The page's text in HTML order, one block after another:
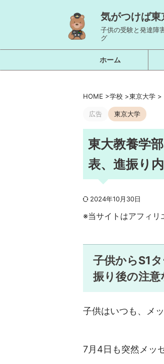
気がつけば東
子供の受験と発達障
グ
ホーム
HOME >学校 >東京大学 >
広告 東京大学
東大教養学
表、進振り
2024年10月30日
※当サイトはアフィリ
子供からS1
振り後の注
子供はいつも、メ
7月4日も突然メッ